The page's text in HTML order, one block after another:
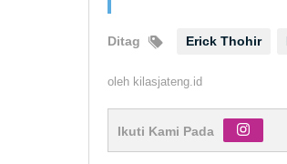
Ditag Erick Thohir
oleh kilasjateng.id
Ikuti Kami Pada